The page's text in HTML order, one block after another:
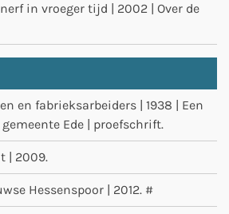
in vroeger tijd | 2002 | Over de
en fabrieksarbeiders | 1938 | Een
Ede | proefschrift.
| 2009.
Hessenspoor | 2012. #